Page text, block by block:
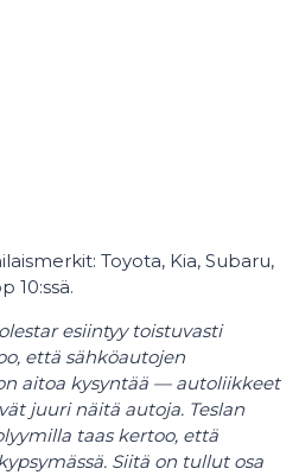
Toyota, Kia, Subaru,
10:ssä.
esiintyy toistuvasti
että sähköautojen
aitoa kysyntää — autoliikkeet
juuri näitä autoja. Teslan
taas kertoo, että
Siitä on tullut osa